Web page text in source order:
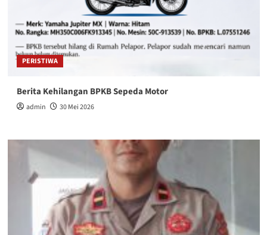
PERISTIWA
Berita Kehilangan BPKB Sepeda Motor
admin 30 Mei 2026